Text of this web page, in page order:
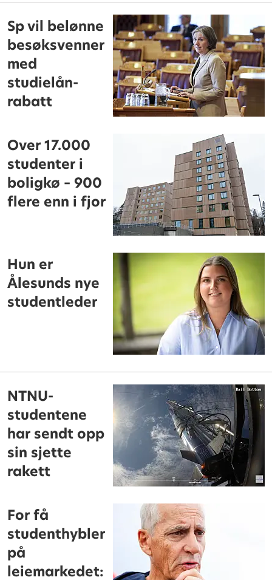
Sp vil belønne
besøksvenner
med
studielån-
rabatt
Over 17.000
studenter i
boligkø – 900
flere enn i fjor
Hun er
Ålesunds nye
studentleder
NTNU-
studentene
har sendt opp
sin sjette
rakett
For få
studenthybler
på
leiemarkedet: